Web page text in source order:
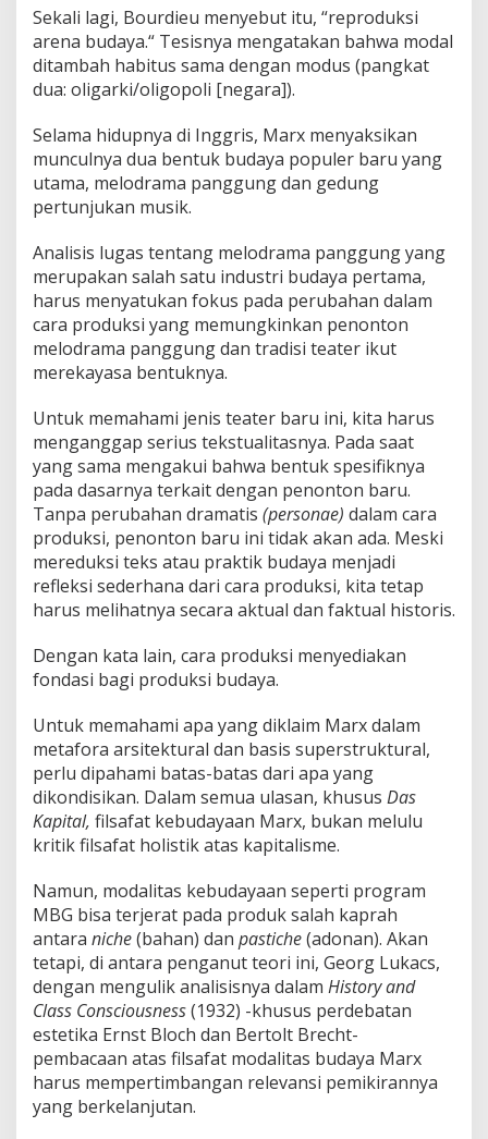
Sekali lagi, Bourdieu menyebut itu, “reproduksi
arena budaya.“ Tesisnya mengatakan bahwa modal
ditambah habitus sama dengan modus (pangkat
dua: oligarki/oligopoli [negara]).
Selama hidupnya di Inggris, Marx menyaksikan
munculnya dua bentuk budaya populer baru yang
utama, melodrama panggung dan gedung
pertunjukan musik.
Analisis lugas tentang melodrama panggung yang
merupakan salah satu industri budaya pertama,
harus menyatukan fokus pada perubahan dalam
cara produksi yang memungkinkan penonton
melodrama panggung dan tradisi teater ikut
merekayasa bentuknya.
Untuk memahami jenis teater baru ini, kita harus
menganggap serius tekstualitasnya. Pada saat
yang sama mengakui bahwa bentuk spesifiknya
pada dasarnya terkait dengan penonton baru.
Tanpa perubahan dramatis (personae) dalam cara
produksi, penonton baru ini tidak akan ada. Meski
mereduksi teks atau praktik budaya menjadi
refleksi sederhana dari cara produksi, kita tetap
harus melihatnya secara aktual dan faktual historis.
Dengan kata lain, cara produksi menyediakan
fondasi bagi produksi budaya.
Untuk memahami apa yang diklaim Marx dalam
metafora arsitektural dan basis superstruktural,
perlu dipahami batas-batas dari apa yang
dikondisikan. Dalam semua ulasan, khusus Das
Kapital, filsafat kebudayaan Marx, bukan melulu
kritik filsafat holistik atas kapitalisme.
Namun, modalitas kebudayaan seperti program
MBG bisa terjerat pada produk salah kaprah
antara niche(bahan) dan pastiche(adonan). Akan
tetapi, di antara penganut teori ini, Georg Lukacs,
dengan mengulik analisisnya dalam History and
Class Consciousness(1932) -khusus perdebatan
estetika Ernst Bloch dan Bertolt Brecht-
pembacaan atas filsafat modalitas budaya Marx
harus mempertimbangan relevansi pemikirannya
yang berkelanjutan.